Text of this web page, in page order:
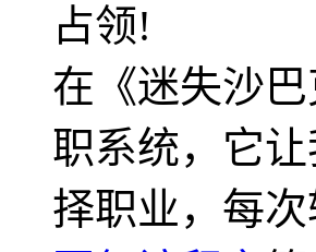
占领!
在《迷失沙
职系统，它
择职业，每